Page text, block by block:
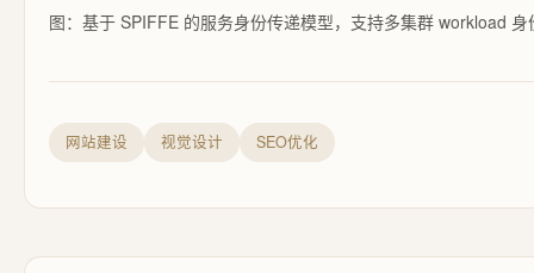
图：基于 SPIFFE 的服务身份传递模型，支持多集群 workload 身
网站建设 视觉设计 SEO优化